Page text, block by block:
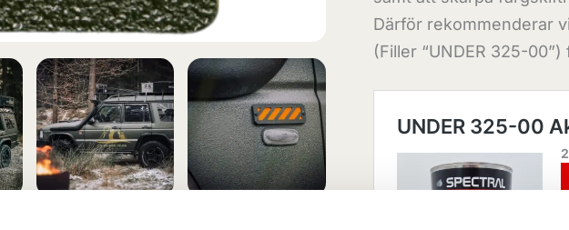
Därför rekommenderar
(Filler “UNDER 325-